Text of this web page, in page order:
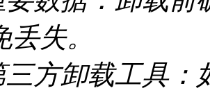
失。
方卸载工具：